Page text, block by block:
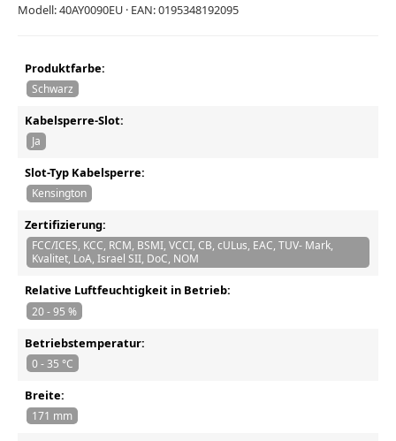
Modell: 40AY0090EU · EAN: 0195348192095
Produktfarbe:
Schwarz
Kabelsperre-Slot:
Ja
Slot-Typ Kabelsperre:
Kensington
Zertifizierung:
FCC/ICES, KCC, RCM, BSMI, VCCI, CB, cULus, EAC, TUV- Mark,
Kvalitet, LoA, Israel SII, DoC, NOM
Relative Luftfeuchtigkeit in Betrieb:
20 - 95 %
Betriebstemperatur:
0 - 35 °C
Breite:
171 mm